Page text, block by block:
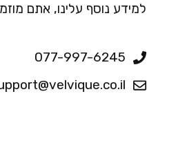
למידע נוסף עלינו, אתם
077-997-6245